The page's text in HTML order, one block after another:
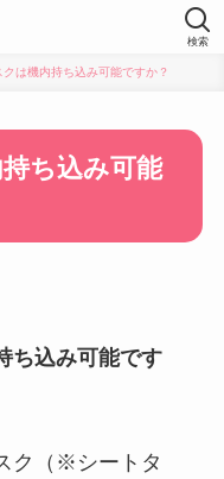
検索
クは機内持ち込み可能ですか？
ち込み可能
ち込み可能です
ク（※シートタ